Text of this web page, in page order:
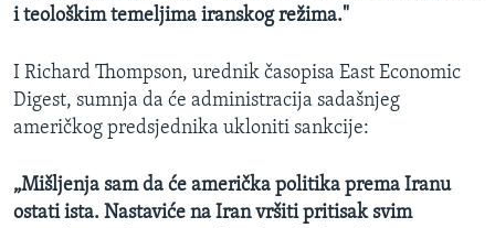
i teološkim temeljima iranskog režima."
I Richard Thompson, urednik časopisa East Economic
Digest, sumnja da će administracija sadašnjeg
američkog predsjednika ukloniti sankcije:
„Mišljenja sam da će američka politika prema Iranu
ostati ista. Nastaviće na Iran vršiti pritisak svim